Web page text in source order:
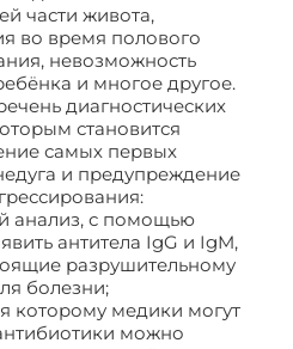
части живота,
во время полового
невозможность
и многое другое.
диагностических
становится
самых первых
и предупреждение
анализ, с помощью
антитела IgG и IgM,
разрушительному
болезни;
которому медики могут
можно